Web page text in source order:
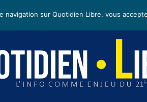
I Édition de la journéeRecevoir nos
navigation sur Quotidien Libre, vous